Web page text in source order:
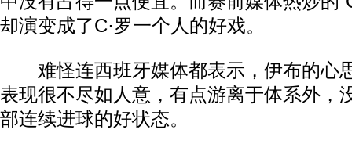
却演变成了C·罗一个人的好戏。
难怪连西班牙媒体都表示，伊布的心
表现很不尽如人意，有点游离于体系外，
部连续进球的好状态。